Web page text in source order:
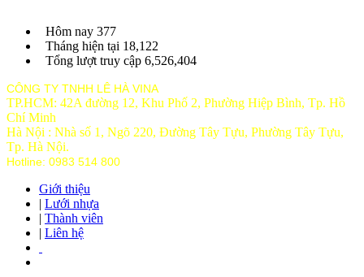
Hôm nay 377
Tháng hiện tại 18,122
Tổng lượt truy cập 6,526,404
CÔNG TY TNHH LÊ HÀ VINA
TP.HCM: 42A đường 12, Khu Phố 2, Phường Hiệp Bình, Tp. Hồ
Chí Minh
Hà Nội : Nhà số 1, Ngõ 220, Đường Tây Tựu, Phường Tây Tựu,
Tp. Hà Nội.
Hotline: 0983 514 800
Giới thiệu
| Lưới nhựa
| Thành viên
| Liên hệ